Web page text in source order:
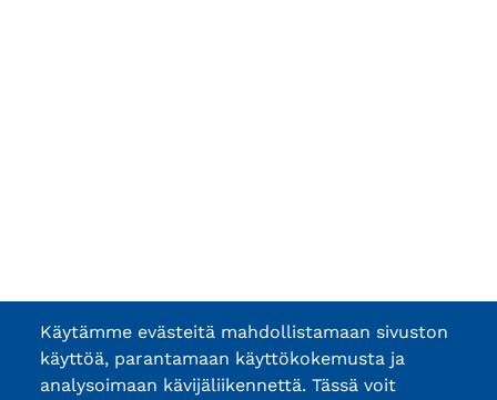
Käytämme evästeitä mahdollistamaan sivuston
käyttöä, parantamaan käyttökokemusta ja
analysoimaan kävijäliikennettä. Tässä voit